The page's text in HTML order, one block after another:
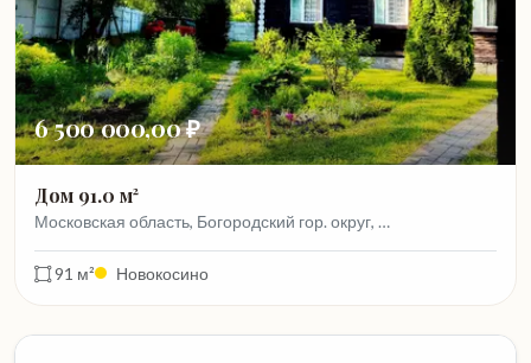
6 500 000,00 ₽
Дом 91.0 м²
Московская область, Богородский гор. округ, …
91 м² Новокосино